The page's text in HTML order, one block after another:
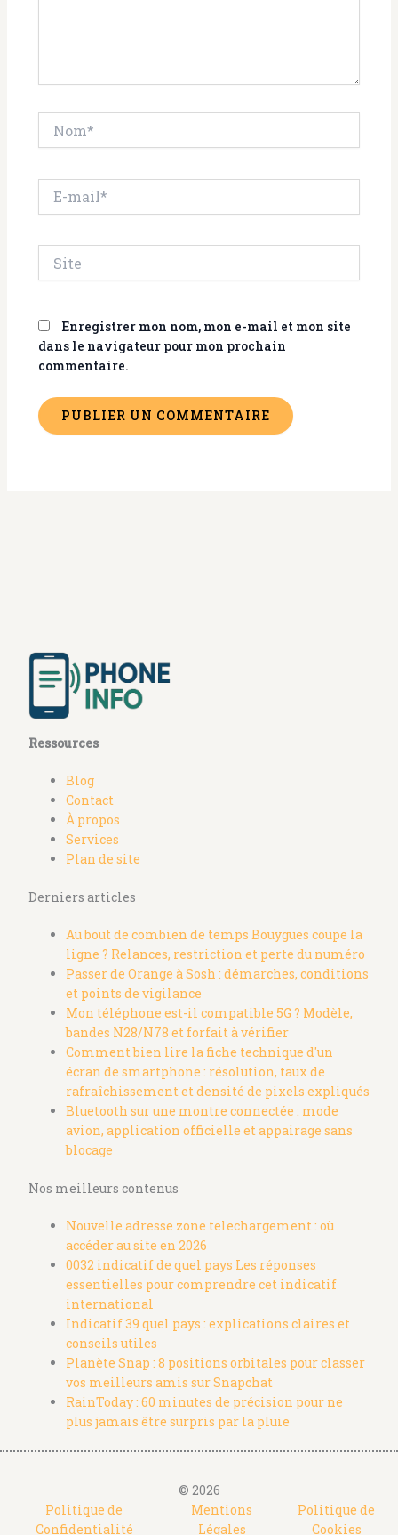
mail*
Enregistrer mon nom, mon e-mail et mon site
dans le navigateur pour mon prochain
commentaire.
Ressources
Blog
Contact
À propos
Services
Plan de site
Derniers articles
Au bout de combien de temps Bouygues coupe la
ligne ? Relances, restriction et perte du numéro
Passer de Orange à Sosh : démarches, conditions
et points de vigilance
Mon téléphone est-il compatible 5G ? Modèle,
bandes N28/N78 et forfait à vérifier
Comment bien lire la fiche technique d'un
écran de smartphone : résolution, taux de
rafraîchissement et densité de pixels expliqués
Bluetooth sur une montre connectée : mode
avion, application officielle et appairage sans
blocage
Nos meilleurs contenus
Nouvelle adresse zone telechargement : où
accéder au site en 2026
0032 indicatif de quel pays Les réponses
essentielles pour comprendre cet indicatif
international
Indicatif 39 quel pays : explications claires et
conseils utiles
Planète Snap : 8 positions orbitales pour classer
vos meilleurs amis sur Snapchat
RainToday : 60 minutes de précision pour ne
plus jamais être surpris par la pluie
© 2026
Politique de
Confidentialité
Mentions
Légales
Politique de
Cookies